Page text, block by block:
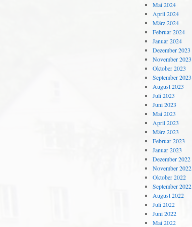
Mai 2024
April 2024
März 2024
Februar 2024
Januar 2024
Dezember 2023
November 2023
Oktober 2023
September 2023
August 2023
Juli 2023
Juni 2023
Mai 2023
April 2023
März 2023
Februar 2023
Januar 2023
Dezember 2022
November 2022
Oktober 2022
September 2022
August 2022
Juli 2022
Juni 2022
Mai 2022